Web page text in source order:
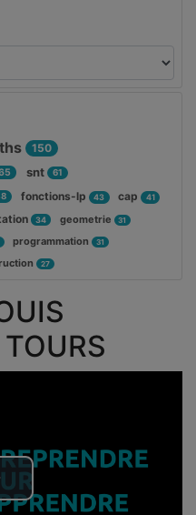
150
snt 61
fonctions-lp 43 cap 41
34 geometrie 31
programmation 31
27